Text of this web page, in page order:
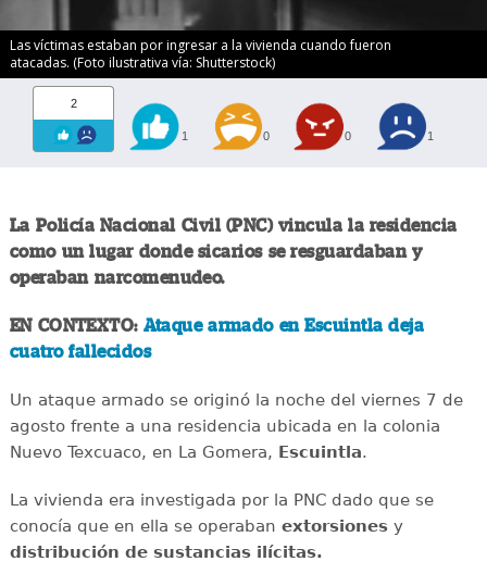
Las víctimas estaban por ingresar a la vivienda cuando fueron
atacadas. (Foto ilustrativa vía: Shutterstock)
2
1 0 0 1
La Policía Nacional Civil (PNC) vincula la residencia
como un lugar donde sicarios se resguardaban y
operaban narcomenudeo.
EN CONTEXTO: Ataque armado en Escuintla deja
cuatro fallecidos
Un ataque armado se originó la noche del viernes 7 de
agosto frente a una residencia ubicada en la colonia
Nuevo Texcuaco, en La Gomera, Escuintla.
La vivienda era investigada por la PNC dado que se
conocía que en ella se operaban extorsionesy
distribución de sustancias ilícitas.